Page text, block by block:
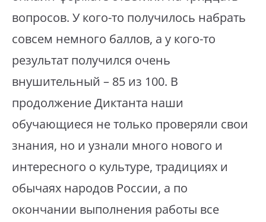
вопросов. У кого-то получилось набрать
совсем немного баллов, а у кого-то
результат получился очень
внушительный – 85 из 100. В
продолжение Диктанта наши
обучающиеся не только проверяли свои
знания, но и узнали много нового и
интересного о культуре, традициях и
обычаях народов России, а по
окончании выполнения работы все